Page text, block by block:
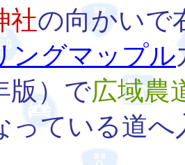
社の向かいで
ングマップル
版）で広域農
っている道へ